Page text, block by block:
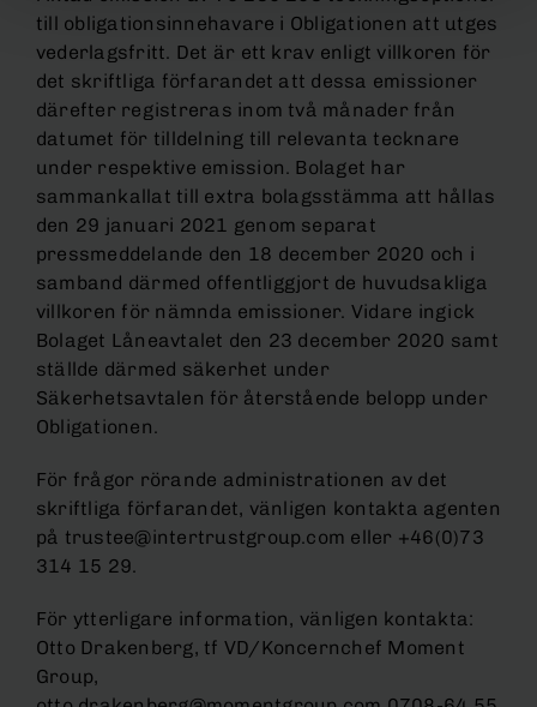
till obligationsinnehavare i Obligationen att utges
vederlagsfritt. Det är ett krav enligt villkoren för
det skriftliga förfarandet att dessa emissioner
därefter registreras inom två månader från
datumet för tilldelning till relevanta tecknare
under respektive emission. Bolaget har
sammankallat till extra bolagsstämma att hållas
den 29 januari 2021 genom separat
pressmeddelande den 18 december 2020 och i
samband därmed offentliggjort de huvudsakliga
villkoren för nämnda emissioner. Vidare ingick
Bolaget Låneavtalet den 23 december 2020 samt
ställde därmed säkerhet under
Säkerhetsavtalen för återstående belopp under
Obligationen.
För frågor rörande administrationen av det
skriftliga förfarandet, vänligen kontakta agenten
på trustee@intertrustgroup.com eller +46(0)73
314 15 29.
För ytterligare information, vänligen kontakta:
Otto Drakenberg, tf VD/Koncernchef Moment
Group,